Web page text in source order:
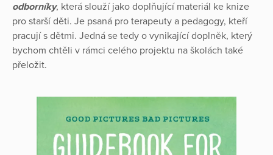
odborníky, která slouží jako doplňující materiál ke knize
pro starší děti. Je psaná pro terapeuty a pedagogy, kteří
pracují s dětmi. Jedná se tedy o vynikající doplněk, který
bychom chtěli v rámci celého projektu na školách také
přeložit.